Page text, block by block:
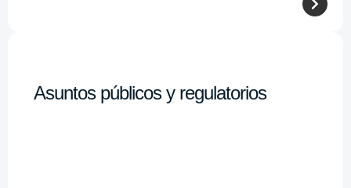
Asuntos públicos y regulatorios